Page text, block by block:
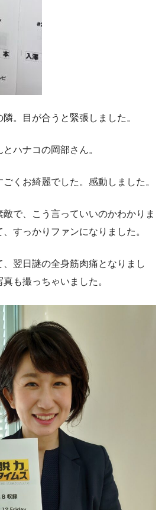
。目が合うと緊張しました。
ハナコの岡部さん。
くお綺麗でした。感動しました。
で、こう言っていいのかわかりま
すっかりファンになりました。
翌日謎の全身筋肉痛となりまし
も撮っちゃいました。